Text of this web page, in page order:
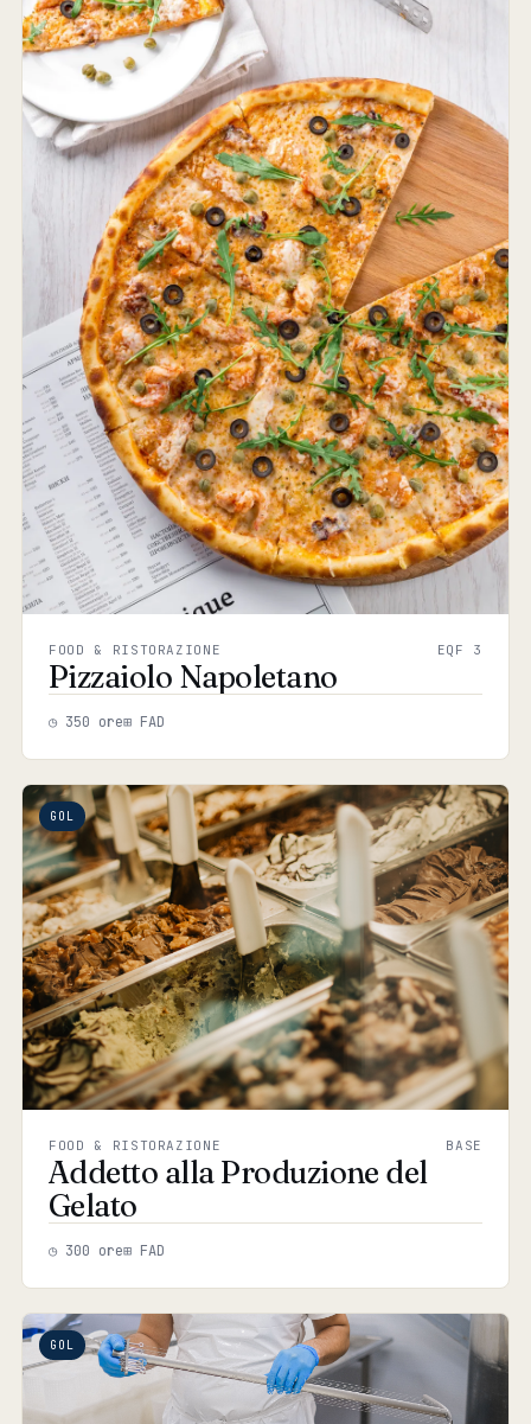
FOOD & RISTORAZIONE EQF 3
Pizzaiolo Napoletano
◷ 350 ore⊞ FAD
GOL
FOOD & RISTORAZIONE BASE
Addetto alla Produzione del
Gelato
◷ 300 ore⊞ FAD
GOL